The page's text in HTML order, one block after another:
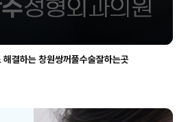
해결하는 창원쌍꺼풀수술잘하는곳